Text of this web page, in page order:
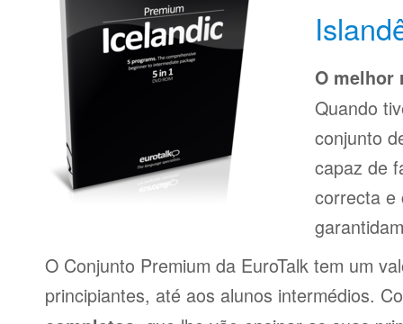
O melhor
Quando
conjunto
capaz de
correcta e
O Conjunto Premium da EuroTalk tem um
principiantes, até aos alunos intermédios.